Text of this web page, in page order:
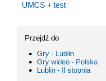
UMCS + test
Przejdź do
Gry - Lublin
Gry wideo - Polska
Lublin - II stopnia